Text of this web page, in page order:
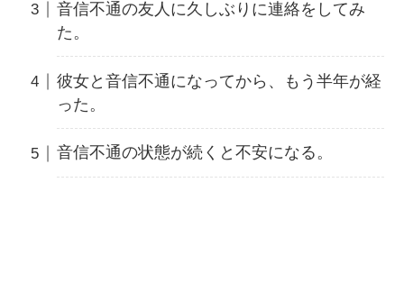
音信不通の友人に久しぶりに連絡をしてみ
た。
彼女と音信不通になってから、もう半年が経
った。
音信不通の状態が続くと不安になる。